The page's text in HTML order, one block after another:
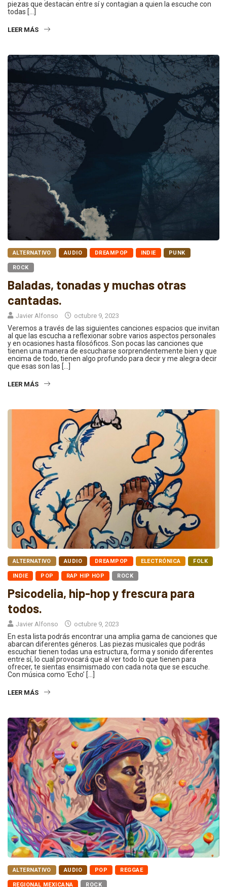
piezas que destacan entre sí y contagian a quien la escuche con
todas […]
LEER MÁS
ALTERNATIVO AUDIO DREAMPOP INDIE PUNK
ROCK
Baladas, tonadas y muchas otras
cantadas.
Javier Alfonso octubre 9, 2023
Veremos a través de las siguientes canciones espacios que invitan
al que las escucha a reflexionar sobre varios aspectos personales
y en ocasiones hasta filosóficos. Son pocas las canciones que
tienen una manera de escucharse sorprendentemente bien y que
encima de todo, tienen algo profundo para decir y me alegra decir
que esas son las […]
LEER MÁS
ALTERNATIVO AUDIO DREAMPOP ELECTRÓNICA FOLK
INDIE POP RAP HIP HOP ROCK
Psicodelia, hip-hop y frescura para
todos.
Javier Alfonso octubre 9, 2023
En esta lista podrás encontrar una amplia gama de canciones que
abarcan diferentes géneros. Las piezas musicales que podrás
escuchar tienen todas una estructura, forma y sonido diferentes
entre sí, lo cual provocará que al ver todo lo que tienen para
ofrecer, te sientas ensimismado con cada nota que se escuche.
Con música como ‘Echo’ […]
LEER MÁS
ALTERNATIVO AUDIO POP REGGAE
REGIONAL MEXICANA ROCK